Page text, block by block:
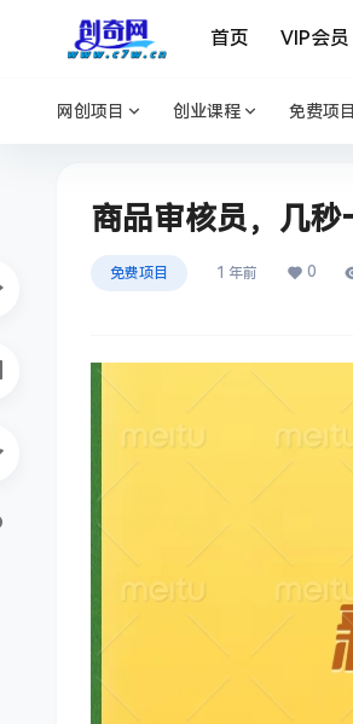
首页 VIP会员
网创项目 创业课程 免费项目
商品审核员，几
免费项目 1 年前 0